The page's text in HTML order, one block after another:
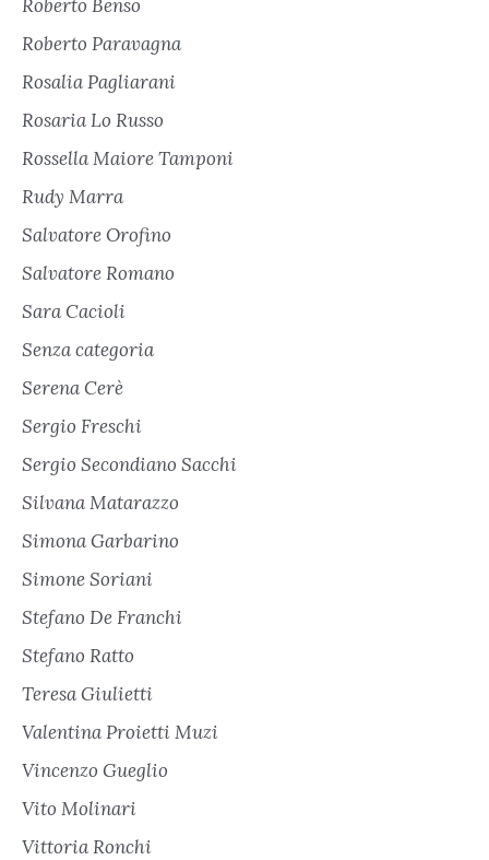
Roberto Benso
Roberto Paravagna
Rosalia Pagliarani
Rosaria Lo Russo
Rossella Maiore Tamponi
Rudy Marra
Salvatore Orofino
Salvatore Romano
Sara Cacioli
Senza categoria
Serena Cerè
Sergio Freschi
Sergio Secondiano Sacchi
Silvana Matarazzo
Simona Garbarino
Simone Soriani
Stefano De Franchi
Stefano Ratto
Teresa Giulietti
Valentina Proietti Muzi
Vincenzo Gueglio
Vito Molinari
Vittoria Ronchi